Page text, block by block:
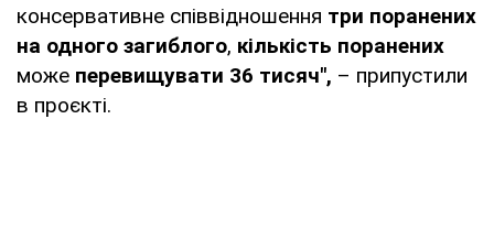
консервативне співвідношення три поранених
на одного загиблого, кількість поранених
може перевищувати 36 тисяч", – припустили
в проєкті.